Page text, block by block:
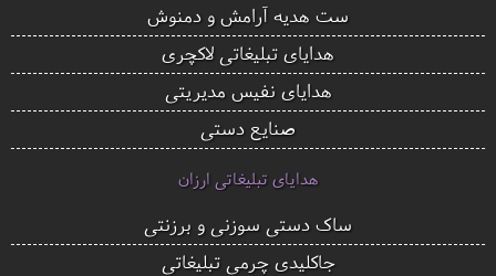
ست هدیه آرامش و دمنوش
هدایای تبلیغاتی لاکچری
هدایای نفیس مدیریتی
صنایع دستی
هدایای تبلیغاتی ارزان
ساک دستی سوزنی و برزنتی
جاکلیدی چرمی تبلیغاتی